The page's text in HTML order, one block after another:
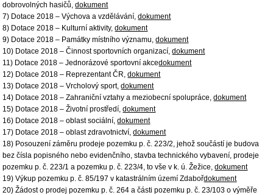
dobrovolných hasičů,dokument
7) Dotace 2018 – Výchova a vzdělávání,dokument
8) Dotace 2018 – Kulturní aktivity,dokument
9) Dotace 2018 – Památky místního významu,dokument
10) Dotace 2018 – Činnost sportovních organizací,dokument
11) Dotace 2018 – Jednorázové sportovní akcedokument
12) Dotace 2018 – Reprezentant ČR,dokument
13) Dotace 2018 – Vrcholový sport,dokument
14) Dotace 2018 – Zahraniční vztahy a meziobecní spolupráce,dokument
15) Dotace 2018 – Životní prostředí,dokument
16) Dotace 2018 – oblast sociální,dokument
17) Dotace 2018 – oblast zdravotnictví,dokument
18) Posouzení záměru prodeje pozemku p. č. 223/2, jehož součástí je budova
bez čísla popisného nebo evidenčního, stavba technického vybavení, prodeje
pozemku p. č. 223/1 a pozemku p. č. 223/4, to vše v k. ú. Žežice,dokument
19) Výkup pozemku p. č. 85/197 v katastrálním území Zdabořdokument
20) Žádost o prodej pozemku p. č. 264 a části pozemku p. č. 23/103 o výměře